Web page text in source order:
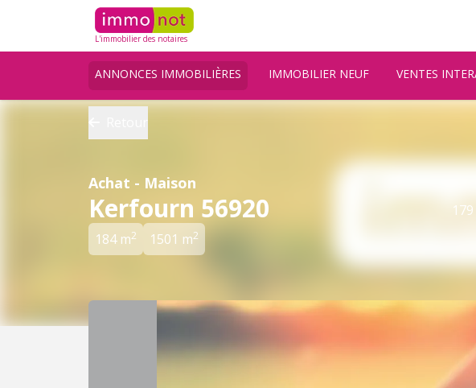
L'immobilier des notaires
ANNONCES IMMOBILIÈRES IMMOBILIER NEUF VENTES
Achat - Maison
Kerfourn 56920
184 m2 1501 m2